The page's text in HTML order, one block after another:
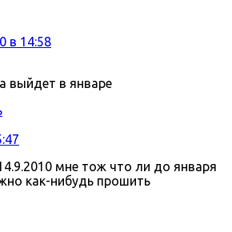
в 14:58
выйдет в январе
мне тож что ли до января
как-нибудь прошить